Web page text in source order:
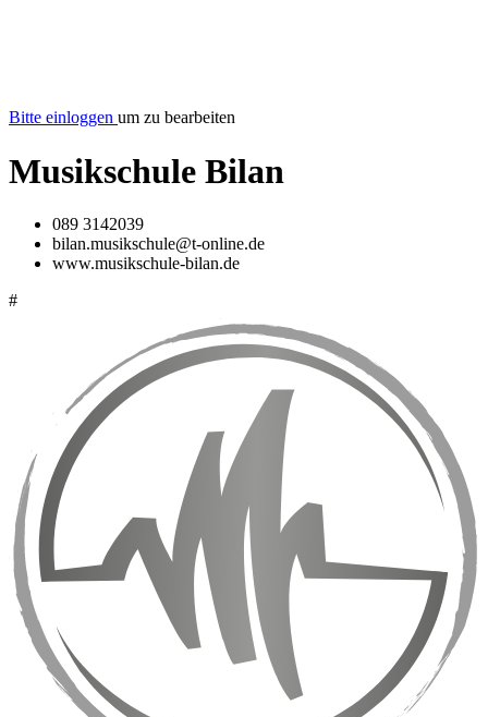
Bitte einloggen um zu bearbeiten
Musikschule Bilan
089 3142039
bilan.musikschule@t-online.de
www.musikschule-bilan.de
#